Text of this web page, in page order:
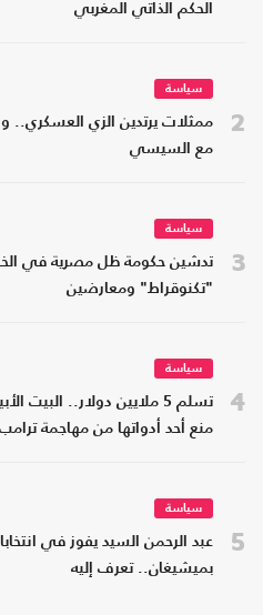
الحكم الذاتي المغربي
2
سياسة
ممثلات يرتدين الزي
مع السيسي
3
سياسة
تدشين حكومة ظل مصرية في
"تكنوقراط" ومعارضين
4
سياسة
تسلم 5 ملايين دولار..
منع أحد أدواتها من مهاجمة ترامب
5
سياسة
عبد الرحمن السيد يفوز في
بميشيغان.. تعرف إليه